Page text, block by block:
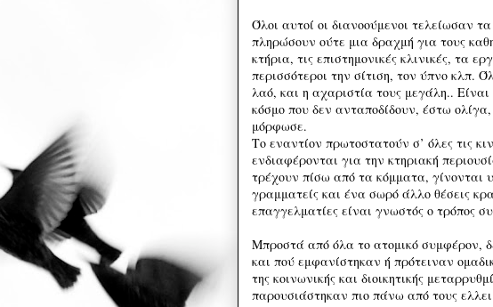
Όλοι αυτοί οι διανοούμενοι τελείωσαν
πληρώσουν ούτε μια δραχμή για τους
κτήρια, τις επιστημονικές κλινικές, τα
περισσότεροι την σίτιση, τον ύπνο κλπ.
λαό, και η αχαριστία τους μεγάλη.. Είναι
κόσμο που δεν ανταποδίδουν, έστω
μόρφωσε.
Το εναντίον πρωτοστατούν σ’ όλες τις
ενδιαφέρονται για την κτηριακή
τρέχουν πίσω από τα κόμματα, γίνονται
γραμματείς και ένα σωρό άλλο θέσεις
επαγγελματίες είναι γνωστός ο τρόπος
Μπροστά από όλα το ατομικό συμφέρον,
και πού εμφανίστηκαν ή πρότειναν
της κοινωνικής και διοικητικής
παρουσιάστηκαν πιο πάνω από τους